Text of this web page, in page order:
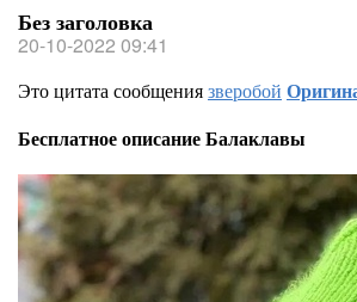
Без заголовка
20-10-2022 09:41
Это цитата сообщениязверобой
Бесплатное описание Балаклавы